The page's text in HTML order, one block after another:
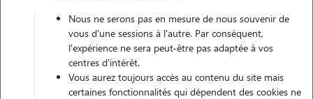
Nos familles d'accueil en Pyrénées-
Orientales (66)
Nous ne serons pas en mesure de nous souvenir de
vous d'une sessions à l'autre. Par conséquent,
l'expérience ne sera peut-être pas adaptée à vos
centres d'intérêt.
Vous aurez toujours accès au contenu du site mais
certaines fonctionnalités qui dépendent des cookies ne